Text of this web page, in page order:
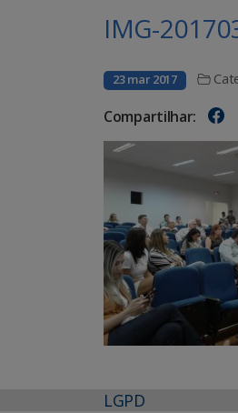
IMG-
23 mar 2017
Compartilhar:
LGPD